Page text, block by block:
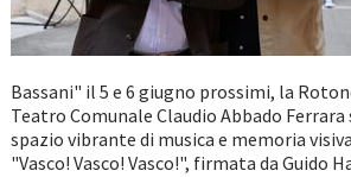
Bassani" il 5 e 6 giugno prossimi, la
Teatro Comunale Claudio Abbado
spazio vibrante di musica e memoria
"Vasco! Vasco! Vasco!", firmata da Guido